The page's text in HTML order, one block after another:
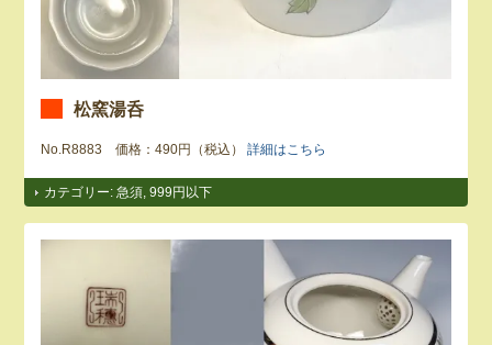
松窯湯呑
No.R8883 価格：490円（税込）詳細はこちら
カテゴリー:急須 ,999円以下